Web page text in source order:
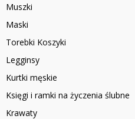
Muszki
Maski
Torebki Koszyki
Legginsy
Kurtki męskie
Księgi i ramki na życzenia ślubne
Krawaty